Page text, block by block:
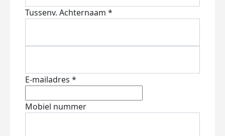
Tussenv. Achternaam *
E-mailadres *
Mobiel nummer